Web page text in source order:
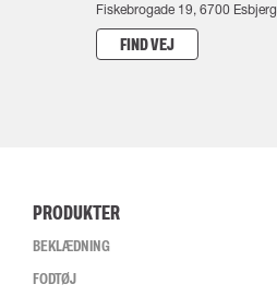
Fiskebrogade 19, 6700 Esbjerg
FIND VEJ
PRODUKTER
BEKLÆDNING
FODTØJ